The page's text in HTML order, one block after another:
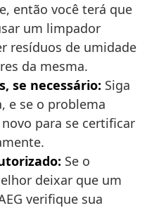
então você terá que
um limpador
resíduos de umidade
da mesma.
se necessário: Siga
e se o problema
para se certificar
Se o
deixar que um
verifique sua